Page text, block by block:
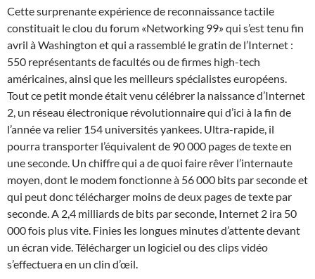
Cette surprenante expérience de reconnaissance tactile
constituait le clou du forum «Networking 99» qui s’est tenu fin
avril à Washington et qui a rassemblé le gratin de l’Internet :
550 représentants de facultés ou de firmes high-tech
américaines, ainsi que les meilleurs spécialistes européens.
Tout ce petit monde était venu célébrer la naissance d’Internet
2, un réseau électronique révolutionnaire qui d’ici à la fin de
l’année va relier 154 universités yankees. Ultra-rapide, il
pourra transporter l’équivalent de 90 000 pages de texte en
une seconde. Un chiffre qui a de quoi faire rêver l’internaute
moyen, dont le modem fonctionne à 56 000 bits par seconde et
qui peut donc télécharger moins de deux pages de texte par
seconde. A 2,4 milliards de bits par seconde, Internet 2 ira 50
000 fois plus vite. Finies les longues minutes d’attente devant
un écran vide. Télécharger un logiciel ou des clips vidéo
s’effectuera en un clin d’œil.